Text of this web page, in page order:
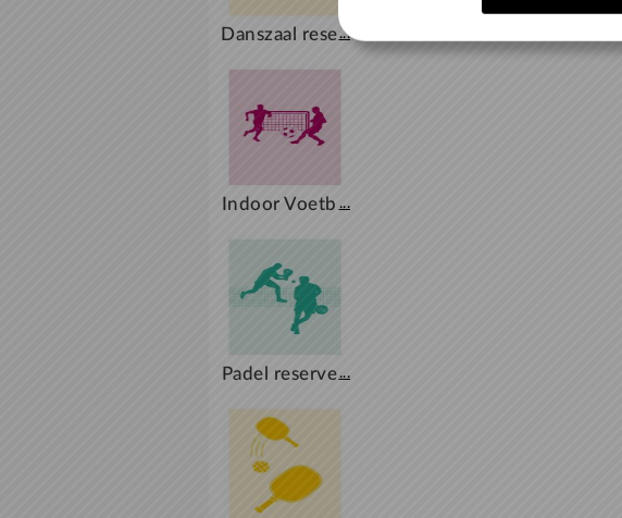
Danszaal rese...
Indoor Voetb ...
Padel reserve...